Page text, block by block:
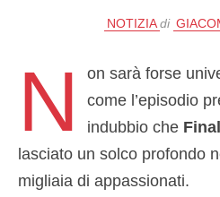
NOTIZIA di
N
on sarà forse
come l’episodio
indubbio che
lasciato un solco profondo
migliaia di appassionati.